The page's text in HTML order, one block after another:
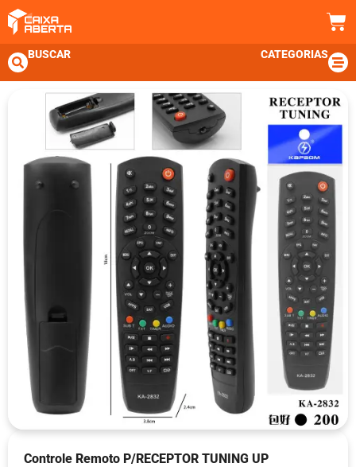
BUSCAR CATEGORIAS
Controle Remoto P/RECEPTOR TUNING UP